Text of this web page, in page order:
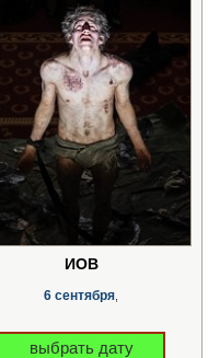
ИОВ
6 сентября
выбрать дату